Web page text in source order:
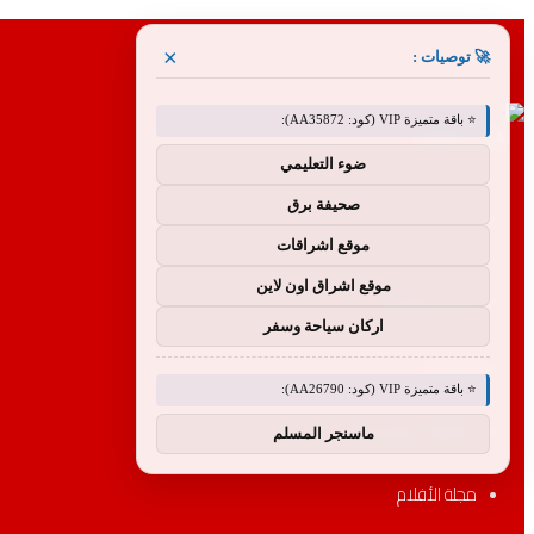
القائمة
الأكثر مشاهدة
الأقسام
التصنيفات والسلسلة
مجلة الأفلام
🚀 توصيات : ×
⭐ باقة متميزة VIP (كود: AA35872):
ضوء التعليمي
صحيفة برق
موقع اشراقات
موقع اشراق اون لاين
اركان سياحة وسفر
⭐ باقة متميزة VIP (كود: AA26790):
ماسنجر المسلم